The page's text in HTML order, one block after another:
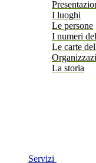
I luoghi
Le persone
I numeri
Le carte
La storia
Servizi